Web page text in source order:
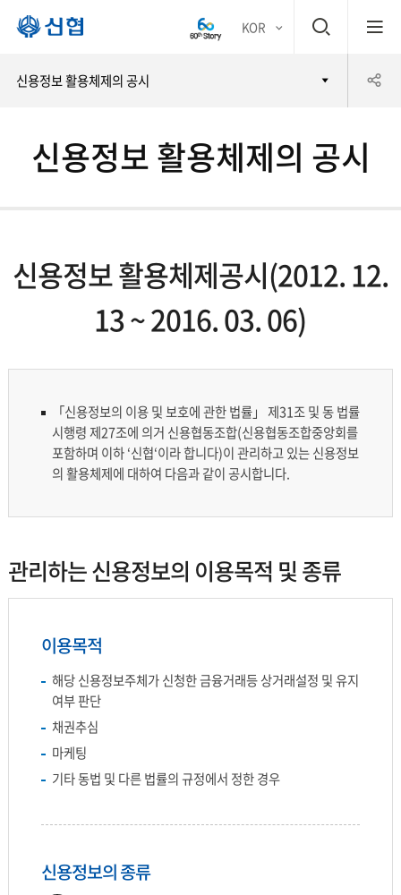
평생
어부
바 신
KOR
검
신용정보 활용체제의 공시
신용정보 활용체제의 공시
신용정보 활용체제공시(2012. 12.
13 ~ 2016. 03. 06)
「신용정보의 이용 및 보호에 관한 법률」 제31조 및 동 법률
시행령 제27조에 의거 신용협동조합(신용협동조합중앙회를
포함하며 이하 ‘신협‘이라 합니다)이 관리하고 있는 신용정보
의 활용체제에 대하여 다음과 같이 공시합니다.
관리하는 신용정보의 이용목적 및 종류
이용목적
해당 신용정보주체가 신청한 금융거래등 상거래설정 및 유지
여부 판단
채권추심
마케팅
기타 동법 및 다른 법률의 규정에서 정한 경우
신용정보의 종류